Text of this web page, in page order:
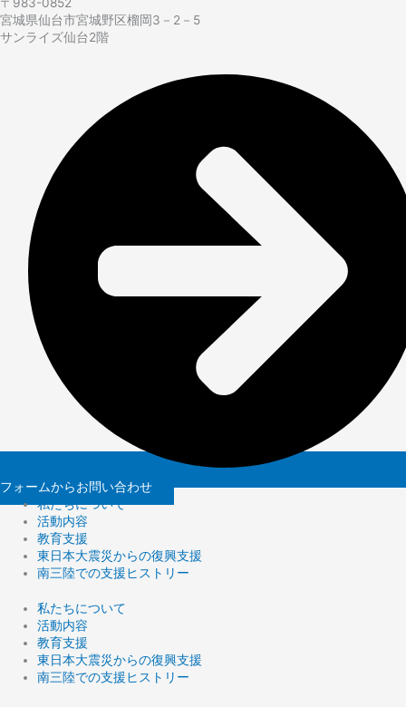
宮城県仙台市宮城野区榴岡3－2－5
サンライズ仙台2階​
フォームからお問い合わせ
私たちについて
活動内容
教育支援
東日本大震災からの復興支援
南三陸での支援ヒストリー
私たちについて
活動内容
教育支援
東日本大震災からの復興支援
南三陸での支援ヒストリー